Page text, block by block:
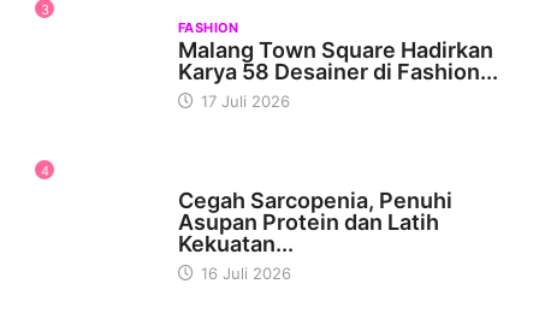
3
FASHION
Malang Town Square Hadirkan
Karya 58 Desainer di Fashion...
17 Juli 2026
4
Cegah Sarcopenia, Penuhi
Asupan Protein dan Latih
Kekuatan...
16 Juli 2026